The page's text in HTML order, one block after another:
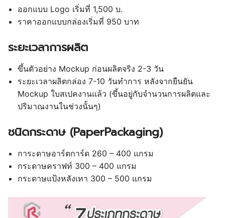
ออกแบบ Logo เริ่มที่ 1,500 บ.
ราคาออกแบบกล่องเริ่มที่ 950 บาท
ระยะเวลาการผลิต
ขึ้นตัวอย่าง Mockup ก่อนผลิตจริง 2-3 วัน
ระยะเวลาผลิตกล่อง 7-10 วันทำการ หลังจากยืนยัน
Mockup ใบสเปคงานแล้ว (ขึ้นอยู่กับจำนวนการผลิตและ
ปริมาณงานในช่วงนั้นๆ)
ชนิดกระดาษ (PaperPackaging)
การะดาษอาร์ตการ์ด 260 – 400 แกรม
กระดาษคราฟท์ 300 – 400 แกรม
กระดาษแป้งหลังเทา 300 – 500 แกรม